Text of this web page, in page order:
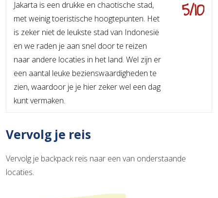
5/10
Jakarta is een drukke en chaotische stad,
met weinig toeristische hoogtepunten. Het
is zeker niet de leukste stad van Indonesië
en we raden je aan snel door te reizen
naar andere locaties in het land. Wel zijn er
een aantal leuke bezienswaardigheden te
zien, waardoor je je hier zeker wel een dag
kunt vermaken.
Vervolg je reis
Vervolg je backpack reis naar een van onderstaande
locaties.